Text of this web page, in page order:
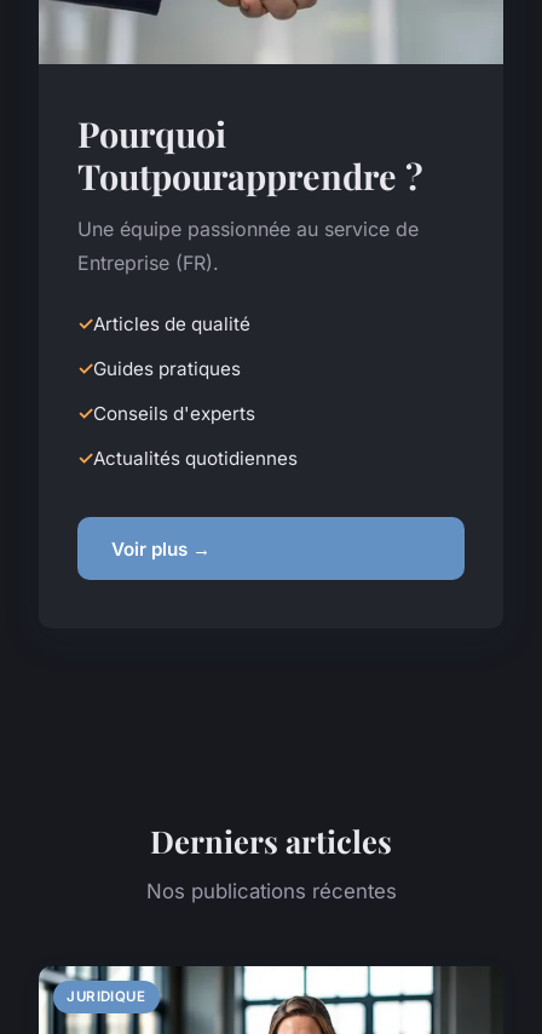
Pourquoi
Toutpourapprendre ?
Une équipe passionnée au service de
Entreprise (FR).
Articles de qualité
Guides pratiques
Conseils d'experts
Actualités quotidiennes
Voir plus →
Derniers articles
Nos publications récentes
JURIDIQUE